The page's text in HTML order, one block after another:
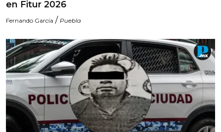
en Fitur 2026
Fernando García / Puebla